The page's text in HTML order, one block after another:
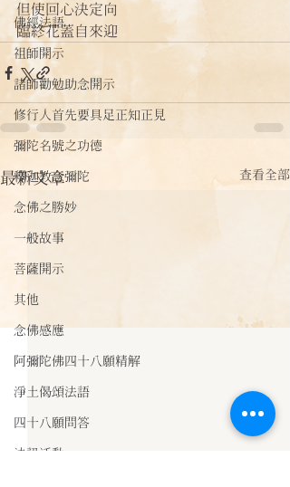
佛經法語
祖師開示
諸師勸勉助念開示
修行人首先要具足正知正見
彌陀名號之功德
釋迦教念彌陀
念佛之勝妙
一般故事
菩薩開示
其他
念佛感應
阿彌陀佛四十八願精解
淨土偈頌法語
四十八願問答
法訊活動
但使回心決定向
臨終花蓋自來迎
最新文章 查看全部